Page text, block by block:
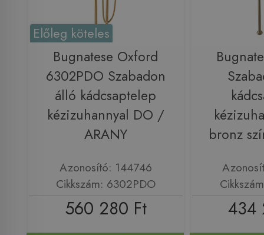
Előleg köteles
Bugnatese Oxford
6302PDO Szabadon
álló kádcsaptelep
kézizuhannyal DO /
ARANY
Azonosító: 144746
Cikkszám: 6302PDO
560 280 Ft
bronz
434